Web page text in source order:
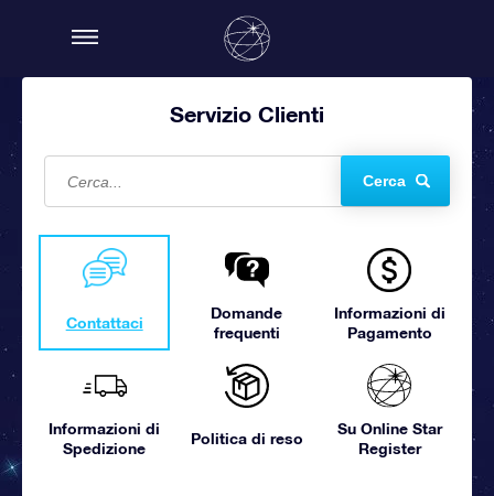
Servizio Clienti
Cerca
Contattaci
Domande
frequenti
Informazioni di
Pagamento
Informazioni di
Spedizione
Politica di reso
Su Online Star
Register